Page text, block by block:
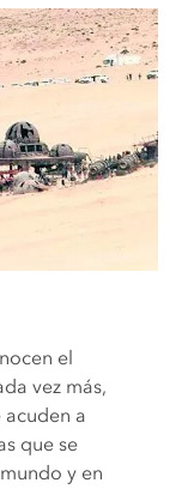
el
vez más,
a
que se
y en